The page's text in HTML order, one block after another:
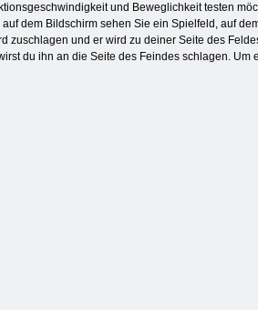
und Beweglichkeit testen
dem Bildschirm sehen Sie ein Spielfeld, auf
und er wird zu deiner Seite des
du ihn an die Seite des Feindes schlagen.